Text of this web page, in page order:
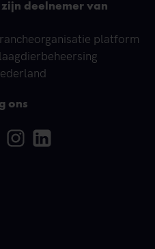
deelnemer van
platform
ons
InstagramLinkedin